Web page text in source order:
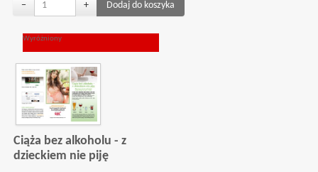
− +
Wyróżniony
Ciąża bez alkoholu - z
dzieckiem nie piję